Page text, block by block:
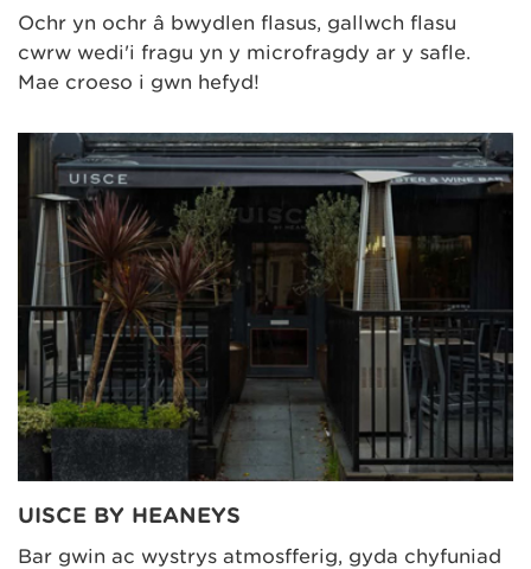
Ochr yn ochr â bwydlen flasus, gallwch flasu
cwrw wedi'i fragu yn y microfragdy ar y safle.
Mae croeso i gŵn hefyd!
UISCE BY HEANEYS
Bar gwin ac wystrys atmosfferig, gyda chyfuniad